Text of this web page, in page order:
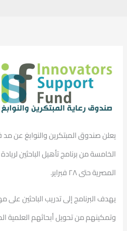
يعلن صندوق المبتكرين والنوابغ عن
المصرية حتى ٢٨ فبراير.
يهدف البرنامج إلى تدريب الباحثين على
وتمكينهم من تحويل أبحاثهم العلمية